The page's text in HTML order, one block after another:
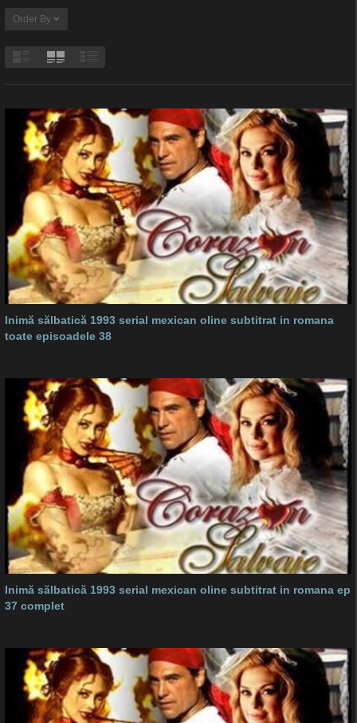
Order By
Inimă sălbatică 1993 serial mexican oline subtitrat in romana
toate episoadele 38
Inimă sălbatică 1993 serial mexican oline subtitrat in romana ep
37 complet